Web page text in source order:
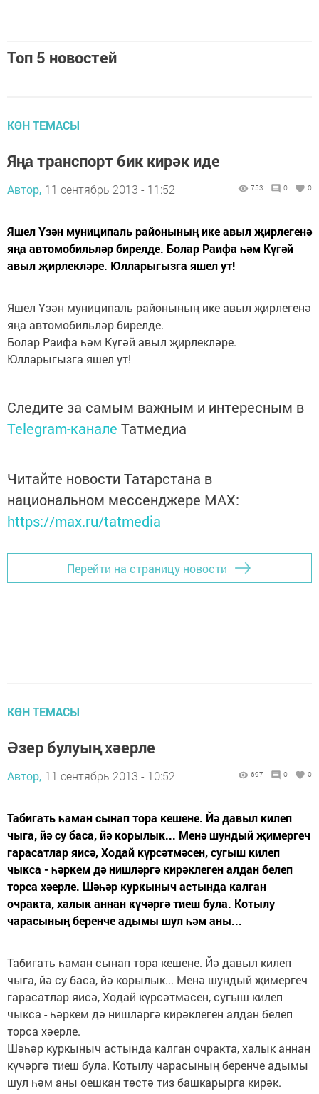
Топ 5 новостей
КӨН ТЕМАСЫ
Яңа транспорт бик кирәк иде
Автор, 11 сентябрь 2013 - 11:52 753 0 0
Яшел Үзән муниципаль районының ике авыл җирлегенә
яңа автомобильләр бирелде. Болар Раифа һәм Күгәй
авыл җирлекләре. Юлларыгызга яшел ут!
Яшел Үзән муниципаль районының ике авыл җирлегенә
яңа автомобильләр бирелде.
Болар Раифа һәм Күгәй авыл җирлекләре.
Юлларыгызга яшел ут!
Следите за самым важным и интересным в
Telegram-канале Татмедиа
Читайте новости Татарстана в
национальном мессенджере MАХ:
https://max.ru/tatmedia
Перейти на страницу новости
КӨН ТЕМАСЫ
Әзер булуың хәерле
Автор, 11 сентябрь 2013 - 10:52 697 0 0
Табигать һаман сынап тора кешене. Йә давыл килеп
чыга, йә су баса, йә корылык... Менә шундый җимергеч
гарасатлар яисә, Ходай күрсәтмәсен, сугыш килеп
чыкса - һәркем дә нишләргә кирәклеген алдан белеп
торса хәерле. Шәһәр куркыныч астында калган
очракта, халык аннан күчәргә тиеш була. Котылу
чарасының беренче адымы шул һәм аны...
Табигать һаман сынап тора кешене. Йә давыл килеп
чыга, йә су баса, йә корылык... Менә шундый җимергеч
гарасатлар яисә, Ходай күрсәтмәсен, сугыш килеп
чыкса - һәркем дә нишләргә кирәклеген алдан белеп
торса хәерле.
Шәһәр куркыныч астында калган очракта, халык аннан
күчәргә тиеш була. Котылу чарасының беренче адымы
шул һәм аны оешкан төстә тиз башкарырга кирәк.